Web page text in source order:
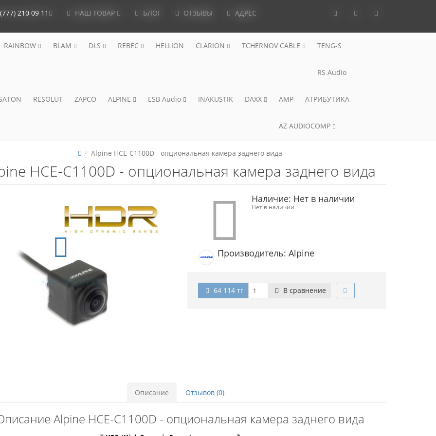
210 09 11 НАШ ТОВАР БЛОГ ОТЗЫВЫ АДРЕС
RAINBOW BLAM DLS REBEC HELLION CLARION TCHERNOV CABLE TENG-S
RS Audio
RESOLUT ZAPCO ALPINE ESB Audio INAKUSTIK DAXX AMP АТРИБУТИКА
AZ AUDIOCOMP
Alpine HCE-C1100D - опциональная камера заднего вида
HCE-C1100D - опциональная камера заднего вида
Наличие: Нет в наличии
Нет в наличии
Производитель: Alpine
64 114 тг В сравнение
Описание Отзывов (0)
Alpine HCE-C1100D - опциональная камера заднего вида